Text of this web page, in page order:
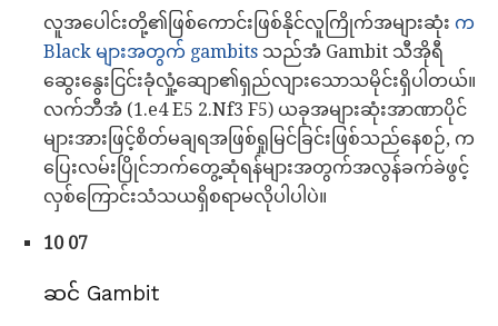
လူအပေါင်းတို့၏ဖြစ်ကောင်းဖြစ်နိုင်လူကြိုက်အများဆုံး က
Black များအတွက် gambits သည်အံ Gambit သီအိုရီ
ဆွေးနွေးငြင်းခုံလှုံ့ဆျော၏ရှည်လျားသောသမိုင်းရှိပါတယ်။
လက်ဘီအံ (1.e4 E5 2.Nf3 F5) ယခုအများဆုံးအာဏာပိုင်
များအားဖြင့်စိတ်မချရအဖြစ်ရှုမြင်ခြင်းဖြစ်သည်နေစဉ်, က
ပြေးလမ်းပြိုင်ဘက်တွေ့ဆုံရန်များအတွက်အလွန်ခက်ခဲဖွင့်
လှစ်ကြောင်းသံသယရှိစရာမလိုပါပါပဲ။
10 07
ဆင် Gambit